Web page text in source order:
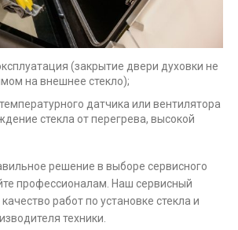
(закрытие двери духовки не
на внешнее стекло);
датчика или вентилятора
стекла от перегрева, высокой
решение в выборе сервисного
профессионалам. Наш сервисный
работ по установке стекла и
техники.